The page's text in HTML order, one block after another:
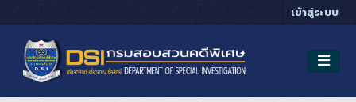
เข้าสู่ระบบ